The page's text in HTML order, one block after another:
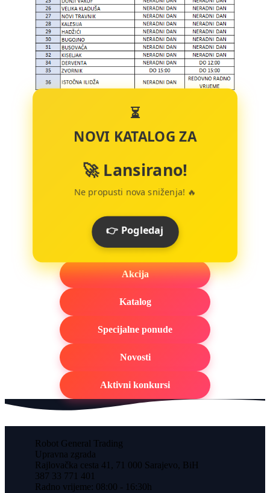
⏳
NOVI KATALOG ZA
🚀 Lansirano!
Ne propusti nova sniženja! 🔥
👉 Pogledaj
Akcija
Katalog
Specijalne ponude
Novosti
Aktivni konkursi
Robot General Trading
Upravna zgrada
Rajlovačka cesta 41, 71 000 Sarajevo, BiH
387 33 771 401
Radno vrijeme: 08:00 - 16:30h